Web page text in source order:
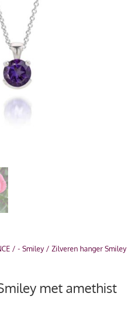
/ - Smiley / Zilveren hanger Smiley
met amethist